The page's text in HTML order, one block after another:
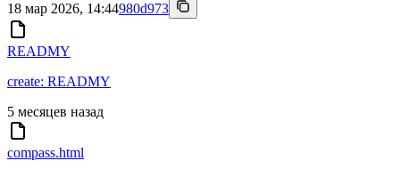
18 мар 2026, 14:44980d973
READMY
create: READMY
5 месяцев назад
compass.html